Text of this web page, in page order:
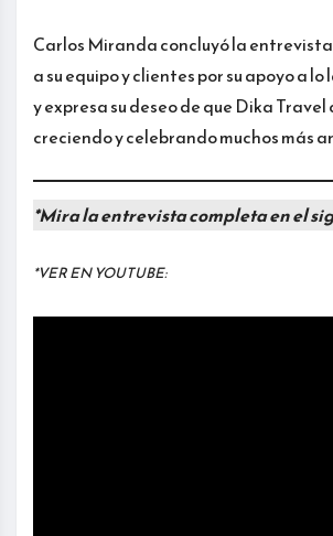
Carlos Miranda concluyó la
a su equipo y clientes por su apoyo a
y expresa su deseo de que Dika
creciendo y celebrando muchos más
*Mira la entrevista completa en el
*VER EN YOUTUBE: